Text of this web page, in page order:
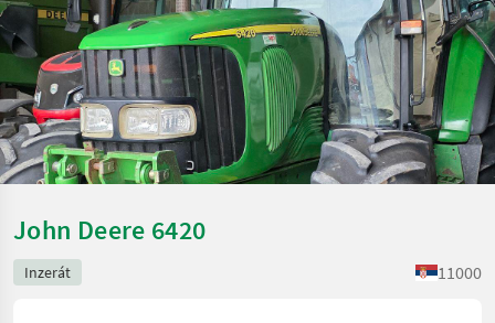
John Deere 6420
Inzerát 11000